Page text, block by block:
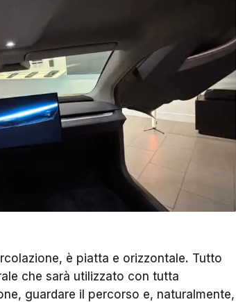
è piatta e orizzontale. Tutto
che sarà utilizzato con tutta
guardare il percorso e, naturalmente,